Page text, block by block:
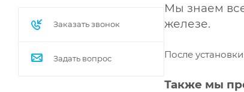
Мы знаем
железе.
После
Также мы
Заказать звонок
Задать вопрос